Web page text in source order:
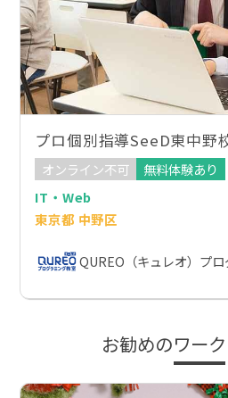
プロ個別指導SeeD東中野
オンライン不可
無料体験あり
IT・Web
東京都 中野区
QUREO（キュレオ）プ
お勧めのワー